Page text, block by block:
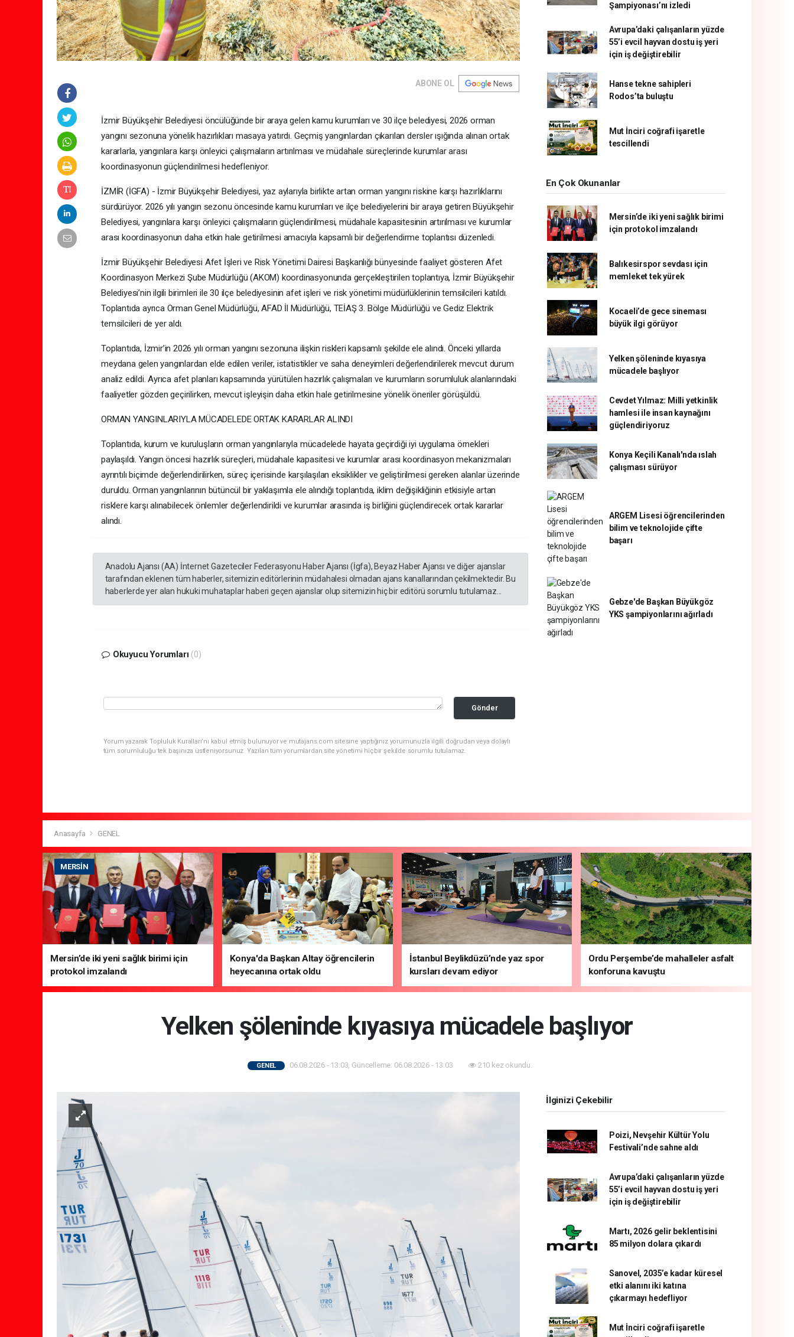
ABONE OL
İzmir Büyükşehir Belediyesi öncülüğünde bir araya gelen kamu kurumları ve 30 ilçe belediyesi, 2026 orman
yangını sezonuna yönelik hazırlıkları masaya yatırdı. Geçmiş yangınlardan çıkarılan dersler ışığında alınan ortak
kararlarla, yangınlara karşı önleyici çalışmaların artırılması ve müdahale süreçlerinde kurumlar arası
koordinasyonun güçlendirilmesi hedefleniyor.
İZMİR (İGFA) - İzmir Büyükşehir Belediyesi, yaz aylarıyla birlikte artan orman yangını riskine karşı hazırlıklarını
sürdürüyor. 2026 yılı yangın sezonu öncesinde kamu kurumları ve ilçe belediyelerini bir araya getiren Büyükşehir
Belediyesi, yangınlara karşı önleyici çalışmaların güçlendirilmesi, müdahale kapasitesinin artırılması ve kurumlar
arası koordinasyonun daha etkin hale getirilmesi amacıyla kapsamlı bir değerlendirme toplantısı düzenledi.
İzmir Büyükşehir Belediyesi Afet İşleri ve Risk Yönetimi Dairesi Başkanlığı bünyesinde faaliyet gösteren Afet
Koordinasyon Merkezi Şube Müdürlüğü (AKOM) koordinasyonunda gerçekleştirilen toplantıya, İzmir Büyükşehir
Belediyesi’nin ilgili birimleri ile 30 ilçe belediyesinin afet işleri ve risk yönetimi müdürlüklerinin temsilcileri katıldı.
Toplantıda ayrıca Orman Genel Müdürlüğü, AFAD İl Müdürlüğü, TEİAŞ 3. Bölge Müdürlüğü ve Gediz Elektrik
temsilcileri de yer aldı.
Toplantıda, İzmir’in 2026 yılı orman yangını sezonuna ilişkin riskleri kapsamlı şekilde ele alındı. Önceki yıllarda
meydana gelen yangınlardan elde edilen veriler, istatistikler ve saha deneyimleri değerlendirilerek mevcut durum
analiz edildi. Ayrıca afet planları kapsamında yürütülen hazırlık çalışmaları ve kurumların sorumluluk alanlarındaki
faaliyetler gözden geçirilirken, mevcut işleyişin daha etkin hale getirilmesine yönelik öneriler görüşüldü.
ORMAN YANGINLARIYLA MÜCADELEDE ORTAK KARARLAR ALINDI
Toplantıda, kurum ve kuruluşların orman yangınlarıyla mücadelede hayata geçirdiği iyi uygulama örnekleri
paylaşıldı. Yangın öncesi hazırlık süreçleri, müdahale kapasitesi ve kurumlar arası koordinasyon mekanizmaları
ayrıntılı biçimde değerlendirilirken, süreç içerisinde karşılaşılan eksiklikler ve geliştirilmesi gereken alanlar üzerinde
duruldu. Orman yangınlarının bütüncül bir yaklaşımla ele alındığı toplantıda, iklim değişikliğinin etkisiyle artan
risklere karşı alınabilecek önlemler değerlendirildi ve kurumlar arasında iş birliğini güçlendirecek ortak kararlar
alındı.
Anadolu Ajansı (AA) İnternet Gazeteciler Federasyonu Haber Ajansı (İgfa), Beyaz Haber Ajansı ve diğer ajanslar
tarafından eklenen tüm haberler, sitemizin editörlerinin müdahalesi olmadan ajans kanallarından çekilmektedir. Bu
haberlerde yer alan hukuki muhataplar haberi geçen ajanslar olup sitemizin hiç bir editörü sorumlu tutulamaz...
Okuyucu Yorumları (0)
Gönder
Yorum yazarak Topluluk Kuralları’nı kabul etmiş bulunuyor ve mutajans.com sitesine yaptığınız yorumunuzla ilgili doğrudan veya dolaylı
tüm sorumluluğu tek başınıza üstleniyorsunuz. Yazılan tüm yorumlardan site yönetimi hiçbir şekilde sorumlu tutulamaz.
Şampiyonası’nı izledi
Avrupa’daki çalışanların yüzde
55’i evcil hayvan dostu iş yeri
için iş değiştirebilir
Hanse tekne sahipleri
Rodos’ta buluştu
Mut İnciri coğrafi işaretle
tescillendi
En Çok Okunanlar
Mersin’de iki yeni sağlık birimi
için protokol imzalandı
Balıkesirspor sevdası için
memleket tek yürek
Kocaeli’de gece sineması
büyük ilgi görüyor
Yelken şöleninde kıyasıya
mücadele başlıyor
Cevdet Yılmaz: Milli yetkinlik
hamlesi ile insan kaynağını
güçlendiriyoruz
Konya Keçili Kanalı'nda ıslah
çalışması sürüyor
ARGEM Lisesi öğrencilerinden
bilim ve teknolojide çifte
başarı
Gebze'de Başkan Büyükgöz
YKS şampiyonlarını ağırladı
Anasayfa GENEL
MERSIN
Mersin’de iki yeni sağlık birimi için
protokol imzalandı
Konya'da Başkan Altay öğrencilerin
heyecanına ortak oldu
İstanbul Beylikdüzü’nde yaz spor
kursları devam ediyor
Ordu Perşembe’de mahalleler asfalt
konforuna kavuştu
Yelken şöleninde kıyasıya mücadele başlıyor
GENEL 06.08.2026 - 13:03, Güncelleme: 06.08.2026 - 13:03 210 kez okundu.
İlginizi Çekebilir
Poizi, Nevşehir Kültür Yolu
Festivali’nde sahne aldı
Avrupa’daki çalışanların yüzde
55’i evcil hayvan dostu iş yeri
için iş değiştirebilir
Martı, 2026 gelir beklentisini
85 milyon dolara çıkardı
Sanovel, 2035’e kadar küresel
etki alanını iki katına
çıkarmayı hedefliyor
Mut İnciri coğrafi işaretle